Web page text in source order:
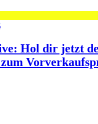
Hol dir jetzt
zum